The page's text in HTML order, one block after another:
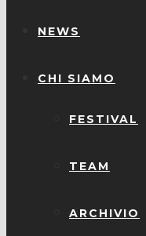
NEWS
CHI SIAMO
FESTIVAL
TEAM
ARCHIVIO